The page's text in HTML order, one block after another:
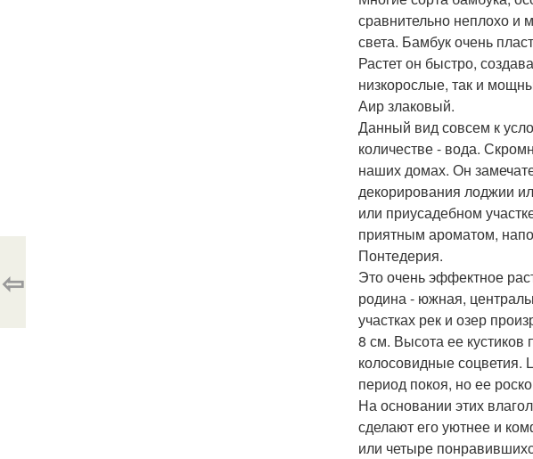
сравнительно неплохо и
света. Бамбук очень
Растет он быстро,
низкорослые, так и
Аир злаковый.
Данный вид совсем к
количестве - вода.
наших домах. Он
декорирования лоджии
или приусадебном
приятным ароматом,
Понтедерия.
Это очень эффектное
родина - южная,
участках рек и озер
8 см. Высота ее кустиков
колосовидные соцветия.
период покоя, но ее
На основании этих
сделают его уютнее и
или четыре
⇦